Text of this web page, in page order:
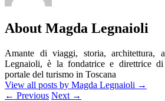
About Magda Legnaioli
Amante di viaggi, storia, architettura,
Legnaioli, è la fondatrice e direttrice
portale del turismo in Toscana
View all posts by Magda Legnaioli →
← Previous Next →